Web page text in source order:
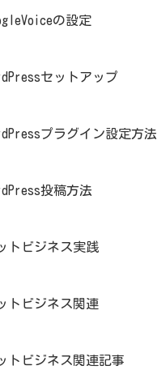
の設定
セットアップ
プラグイン設定方法
投稿方法
トビジネス実践
トビジネス関連
トビジネス関連記事